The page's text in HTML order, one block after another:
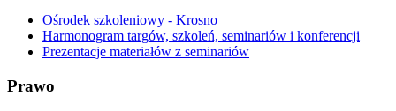
Ośrodek szkoleniowy - Krosno
Harmonogram targów, szkoleń, seminariów i konferencji
Prezentacje materiałów z seminariów
Prawo